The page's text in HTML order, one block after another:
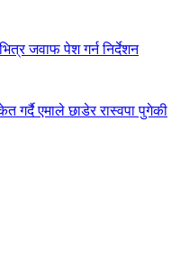
जवाफ पेश गर्न निर्देशन
गर्दै एमाले छाडेर रास्वपा पुगेकी